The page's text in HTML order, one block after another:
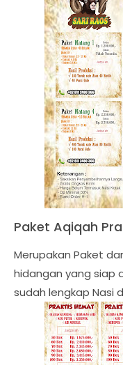
Paket Aqiqah
Merupakan Paket
hidangan yang siap
sudah lengkap Nasi